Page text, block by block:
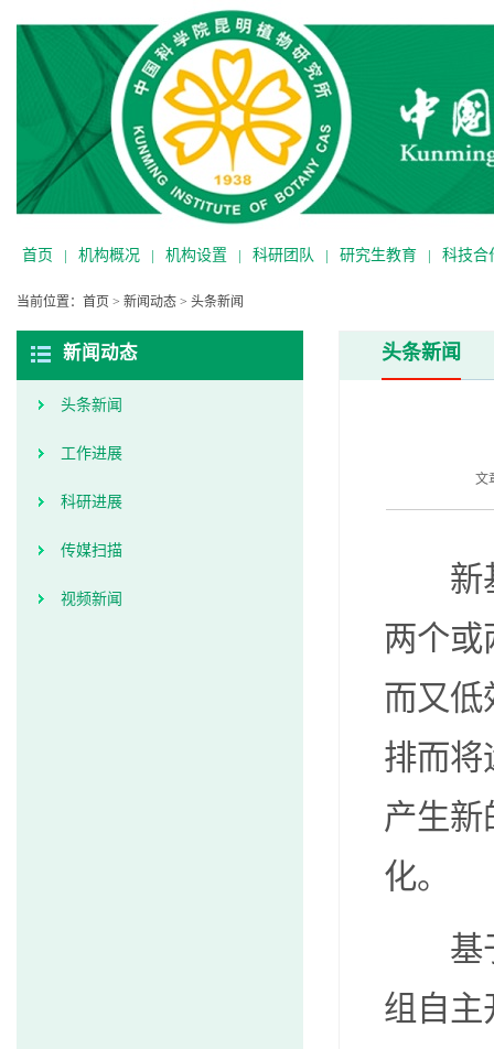
首页 | 机构概况 | 机构设置 | 科研团队 | 研究生教育 | 科技合
当前位置： 首页 > 新闻动态 > 头条新闻
新闻动态
头条新闻
工作进展
科研进展
传媒扫描
视频新闻
头条新闻
文
新
两个或
而又
排而将
产生新
化。
基
组 自